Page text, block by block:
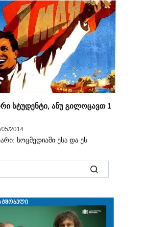
სტუდენტი, ანუ გილოცავთ 1
05/2014
სოცმედიაში ესა და ეს